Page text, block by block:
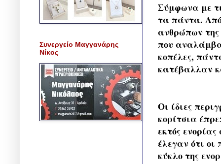
Σύμφωνα με
τα πάντα. Από
ανθρώπων
που
κοπέλες,
κατέβαλλαν
Οι ίδιες
κορίτσια
εκτός
έλεγαν ότι
κύκλο της
Συνεργείο Μαγγανάρης
Νίκος